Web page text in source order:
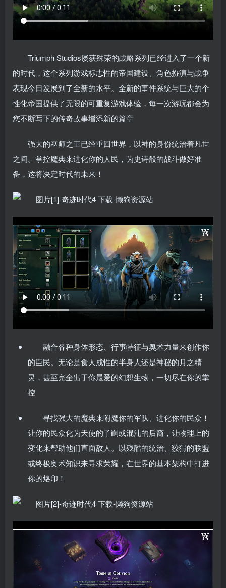
Triumph Studios屡获殊荣的战略系列已经进入了一个新
的时代，这个系列游戏标志性的帝国建设、角色扮演与战争
表现今日发展到了全新的水平。全新的事件系统与巨大的个
性化帝国提供了无限的可重复游戏体验，每一次游玩都会为
您不断写下的传奇故事增添新的篇章
强大的巫师之王已经重回世界，以神的身份统治着凡世
之间。掌控魔典来进化你的人民，为史诗般的战斗做好准
备，这将决定时代的未来！
融合各种身体形态、行事特征与奥术力量来创作你
的臣民。无论是食人成性的半身人还是神秘的月之精
灵，甚至完全出于你最爱的幻想生物，一切尽在你的掌
控
寻找强大的魔典来附魔你的军队、进化你的民众！
让你的民众化为天使的子嗣或混沌的后裔，让物理上的
变化来帮助他们直面敌人。以残酷的统治、狡猾的联盟
或终极奥术知识来寻求荣耀，在世界的基本架构中打进
你的烙印！